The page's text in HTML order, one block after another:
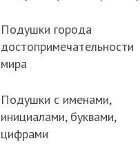
Подушки города
достопримечательности
мира
Подушки с именами,
инициалами, буквами,
цифрами